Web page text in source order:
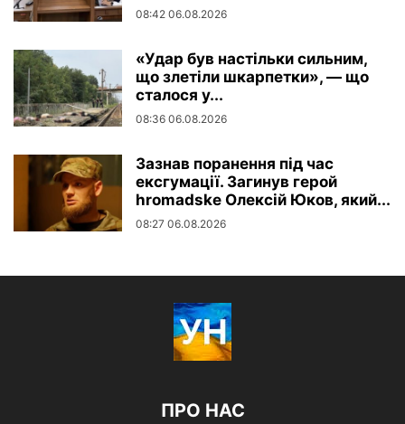
08:42 06.08.2026
«Удар був настільки сильним,
що злетіли шкарпетки», — що
сталося у...
08:36 06.08.2026
Зазнав поранення під час
ексгумації. Загинув герой
hromadske Олексій Юков, який...
08:27 06.08.2026
ПРО НАС